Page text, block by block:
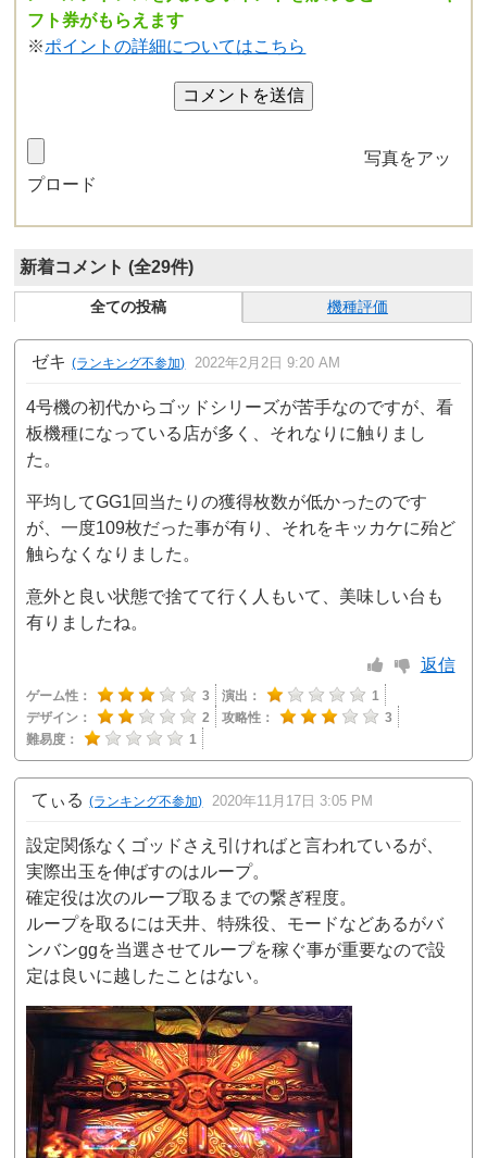
フト券がもらえます
※ポイントの詳細についてはこちら
写真をアッ
プロード
新着コメント (全29件)
全ての投稿 機種評価
ゼキ (ランキング不参加) 2022年2月2日 9:20 AM
4号機の初代からゴッドシリーズが苦手なのですが、看
板機種になっている店が多く、それなりに触りまし
た。
平均してGG1回当たりの獲得枚数が低かったのです
が、一度109枚だった事が有り、それをキッカケに殆ど
触らなくなりました。
意外と良い状態で捨てて行く人もいて、美味しい台も
有りましたね。
返信
ゲーム性： 3 演出：
1
デザイン：
2 攻略性：
3
難易度：
1
てぃる (ランキング不参加) 2020年11月17日 3:05 PM
設定関係なくゴッドさえ引ければと言われているが、
実際出玉を伸ばすのはループ。
確定役は次のループ取るまでの繋ぎ程度。
ループを取るには天井、特殊役、モードなどあるがバ
ンバンggを当選させてループを稼ぐ事が重要なので設
定は良いに越したことはない。